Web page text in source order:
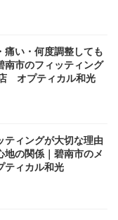
痛い・何度調整しても
南市のフィッティング
オプティカル和光
ティングが大切な理由
地の関係｜碧南市のメ
ィカル和光